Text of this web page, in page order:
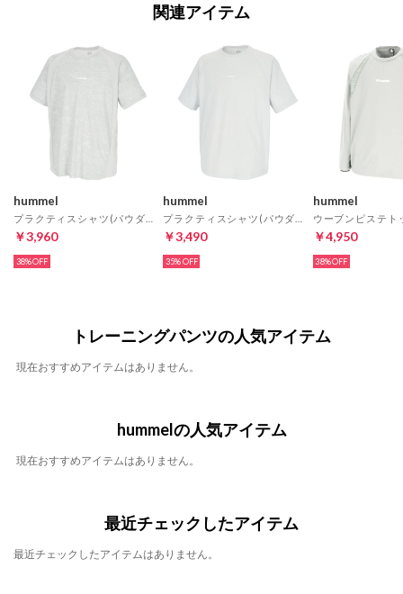
関連アイテム
hummel
￥3,960
38%
hummel
￥3,490
35%
hummel
￥4,950
38%
トレーニングパンツの人気アイテム
現在おすすめアイテムはありません。
hummelの人気アイテム
現在おすすめアイテムはありません。
最近チェックしたアイテム
最近チェックしたアイテムはありません。